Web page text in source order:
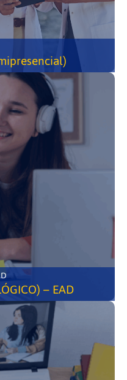
• EAD
– EAD